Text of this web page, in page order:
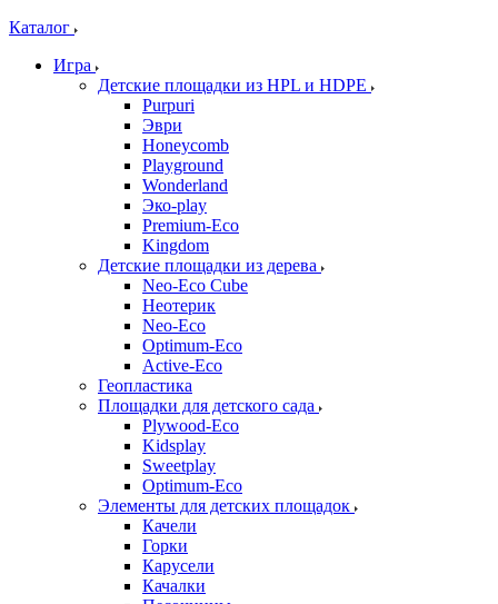
Каталог
Игра
Детские площадки из HPL и HDPE
Purpuri
Эври
Honeycomb
Playground
Wonderland
Эко-play
Premium-Eco
Kingdom
Детские площадки из дерева
Neo-Eco Cube
Неотерик
Neo-Eco
Оptimum-Еco
Active-Eco
Геопластика
Площадки для детского сада
Plywood-Eco
Kidsplay
Sweetplay
Оptimum-Еco
Элементы для детских площадок
Качели
Горки
Карусели
Качалки